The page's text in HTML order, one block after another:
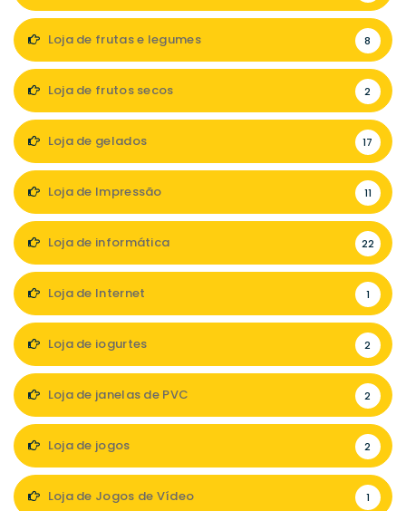
Loja de frutas e legumes 8
Loja de frutos secos 2
Loja de gelados 17
Loja de Impressão 11
Loja de informática 22
Loja de Internet 1
Loja de iogurtes 2
Loja de janelas de PVC 2
Loja de jogos 2
Loja de Jogos de Vídeo 1